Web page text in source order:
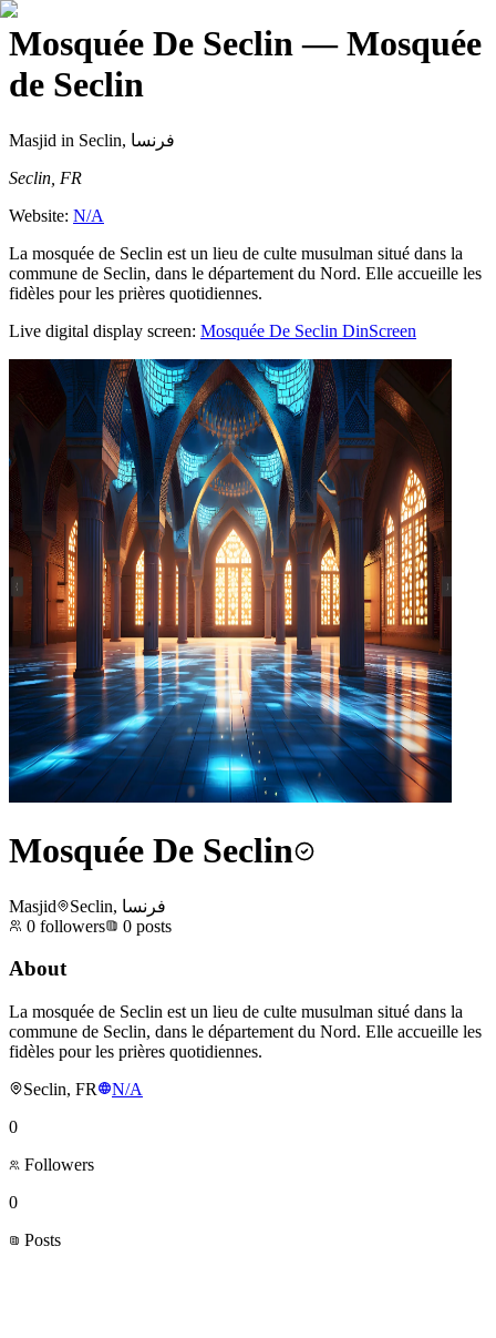
Mosquée De Seclin— Mosquée
de Seclin
Masjid
in Seclin, فرنسا
Seclin, FR
Website: N/A
La mosquée de Seclin est un lieu de culte musulman situé dans la
commune de Seclin, dans le département du Nord. Elle accueille les
fidèles pour les prières quotidiennes.
Live digital display screen: Mosquée De Seclin DinScreen
Mosquée De Seclin
Masjid
Seclin, فرنسا
0 followers 0 posts
About
La mosquée de Seclin est un lieu de culte musulman situé dans la
commune de Seclin, dans le département du Nord. Elle accueille les
fidèles pour les prières quotidiennes.
Seclin, FR
N/A
0
Followers
0
Posts